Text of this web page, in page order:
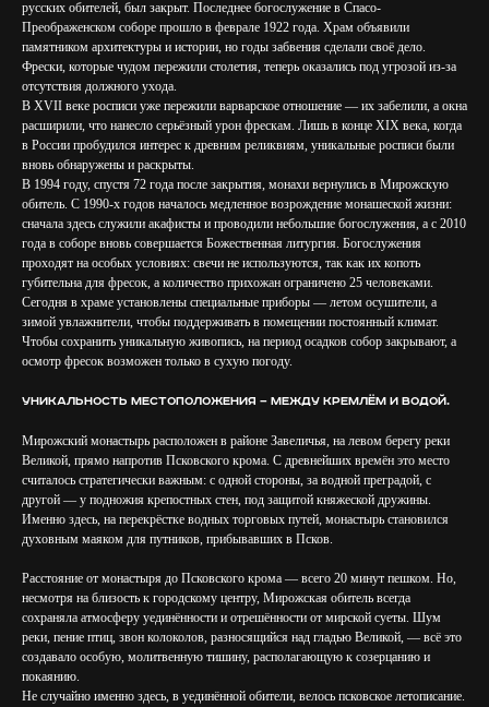
русских обителей, был закрыт. Последнее богослужение в Спасо-
Преображенском соборе прошло в феврале 1922 года. Храм объявили
памятником архитектуры и истории, но годы забвения сделали своё дело.
Фрески, которые чудом пережили столетия, теперь оказались под угрозой из-за
отсутствия должного ухода.
В XVII веке росписи уже пережили варварское отношение — их забелили, а окна
расширили, что нанесло серьёзный урон фрескам. Лишь в конце XIX века, когда
в России пробудился интерес к древним реликвиям, уникальные росписи были
вновь обнаружены и раскрыты.
В 1994 году, спустя 72 года после закрытия, монахи вернулись в Мирожскую
обитель. С 1990-х годов началось медленное возрождение монашеской жизни:
сначала здесь служили акафисты и проводили небольшие богослужения, а с 2010
года в соборе вновь совершается Божественная литургия. Богослужения
проходят на особых условиях: свечи не используются, так как их копоть
губительна для фресок, а количество прихожан ограничено 25 человеками.
Сегодня в храме установлены специальные приборы — летом осушители, а
зимой увлажнители, чтобы поддерживать в помещении постоянный климат.
Чтобы сохранить уникальную живопись, на период осадков собор закрывают, а
осмотр фресок возможен только в сухую погоду.
Уникальность местоположения — между кремлём и водой.
Мирожский монастырь расположен в районе Завеличья, на левом берегу реки
Великой, прямо напротив Псковского крома. С древнейших времён это место
считалось стратегически важным: с одной стороны, за водной преградой, с
другой — у подножия крепостных стен, под защитой княжеской дружины.
Именно здесь, на перекрёстке водных торговых путей, монастырь становился
духовным маяком для путников, прибывавших в Псков.
Расстояние от монастыря до Псковского крома — всего 20 минут пешком. Но,
несмотря на близость к городскому центру, Мирожская обитель всегда
сохраняла атмосферу уединённости и отрешённости от мирской суеты. Шум
реки, пение птиц, звон колоколов, разносящийся над гладью Великой, — всё это
создавало особую, молитвенную тишину, располагающую к созерцанию и
покаянию.
Не случайно именно здесь, в уединённой обители, велось псковское летописание.